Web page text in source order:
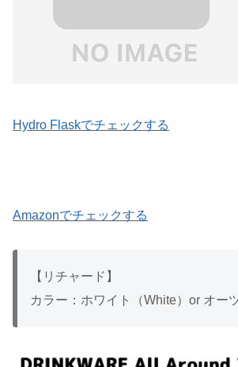
Hydro Flaskでチェックする
Amazonでチェックする
【リチャード】
カラー：ホワイト（White）or オー